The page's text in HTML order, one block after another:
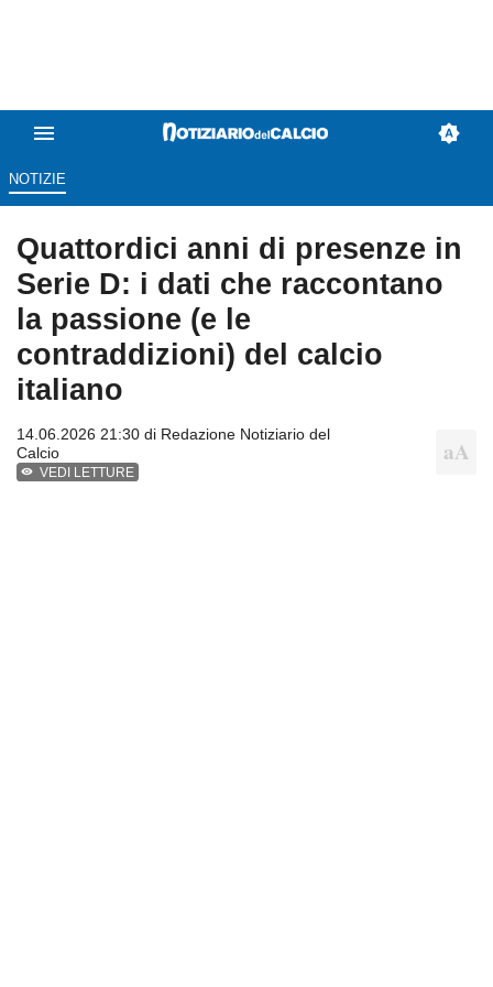
NOTIZIE
Quattordici anni di presenze in
Serie D: i dati che raccontano
la passione (e le
contraddizioni) del calcio
italiano
14.06.2026 21:30 di Redazione Notiziario del
Calcio
VEDI LETTURE